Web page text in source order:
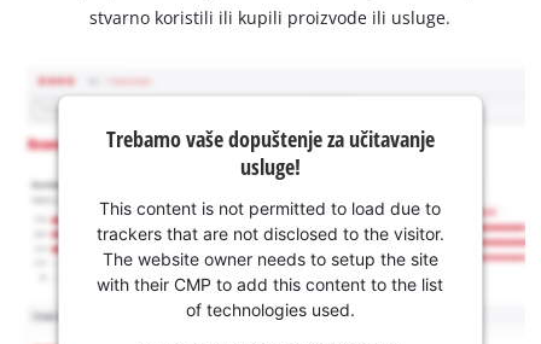
stvarno koristili ili kupili proizvode ili usluge.
Trebamo vaše dopuštenje za učitavanje
usluge!
This content is not permitted to load due to
trackers that are not disclosed to the visitor.
The website owner needs to setup the site
with their CMP to add this content to the list
of technologies used.